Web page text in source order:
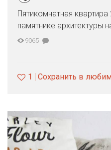
Пятикомнатная
памятнике архитектуры
9065
1 Сохранить в